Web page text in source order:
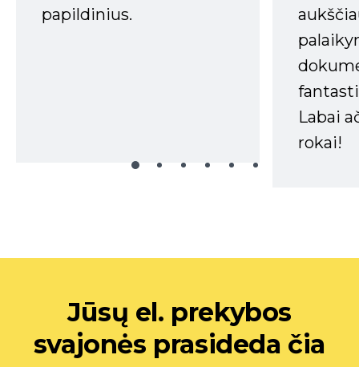
papildinius.
Labai
rokai!
Jūsų el. prekybos
svajonės prasideda čia